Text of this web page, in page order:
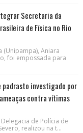
Secretaria da
de Física no Rio
Aniara
foi empossada para
padrasto investigado por
contra vítimas
de Polícia de
realizou na t...